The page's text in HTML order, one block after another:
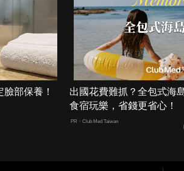
部保養！
出國花費難抓？全包式海
食宿玩樂，省錢更省心！
PR・Club Med Taiwan